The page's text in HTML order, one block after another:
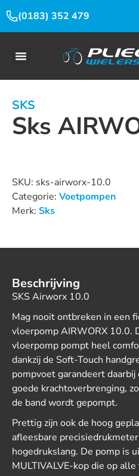
(0183) 352 479
SKS
Sks
SKU: sks-airworx-10.0
Categorie: Voetpompen
Merk: Sks
Beschrijving
SKS Airworx 10.0
Mag nooit ontbreken in een
vloerpomp AIRWORX 10.0.
vloerpomp pompt heel
dankzij de Soft-Touch
pompvoet garandeert
goede krachtoverbrenging,
de band wordt gepompt.
Prettig zijn ook de hoog
afleesbare
hogedrukslang. De pomp is
MULTIVALVE-kop die op